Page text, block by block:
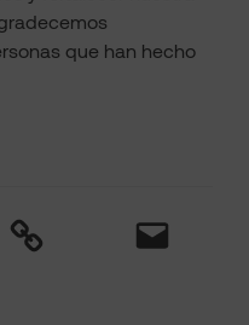
Link Mail
que han hecho